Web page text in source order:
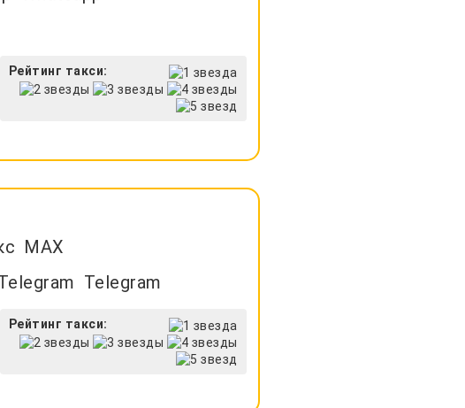
Рейтинг такси:
MAX
Telegram
Рейтинг такси: